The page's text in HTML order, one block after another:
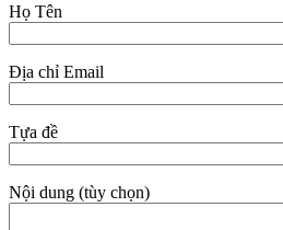
Họ Tên
Địa chỉ Email
Tựa đề
Nội dung (tùy chọn)